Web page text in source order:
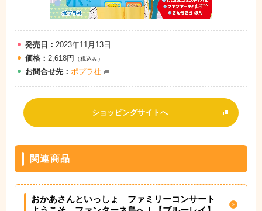
発売日： 2023年11月13日
価格： 2,618円 （税込み）
お問合せ先： ポプラ社
ショッピングサイトへ
関連商品
おかあさんといっしょ ファミリーコンサート